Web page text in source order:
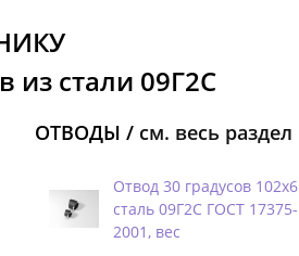
из стали 09Г2С
ОТВОДЫ / см. весь раздел
Отвод 30 градусов 102х6
сталь 09Г2С ГОСТ 17375-
2001, вес